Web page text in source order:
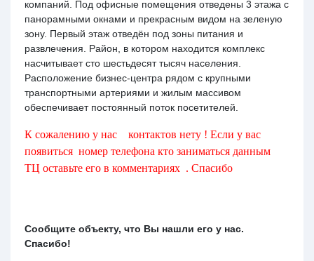
компаний. Под офисные помещения отведены 3 этажа с
панорамными окнами и прекрасным видом на зеленую
зону. Первый этаж отведён под зоны питания и
развлечения. Район, в котором находится комплекс
насчитывает сто шестьдесят тысяч населения.
Расположение бизнес-центра рядом с крупными
транспортными артериями и жилым массивом
обеспечивает постоянный поток посетителей.
К сожалению у нас контактов нету ! Если у вас
появиться номер телефона кто заниматься данным
ТЦ оставьте его в комментариях . Спасибо
Сообщите объекту, что Вы нашли его у нас.
Спасибо!